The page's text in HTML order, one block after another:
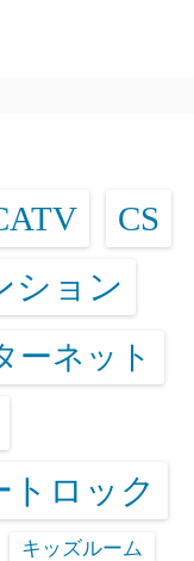
CS
ション
ーネット
トロック
キッズルーム